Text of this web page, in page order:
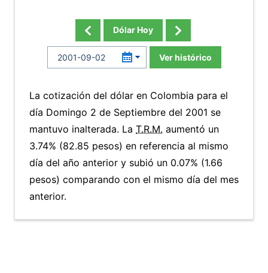
Dólar Hoy
Ver histórico
La cotización del dólar en Colombia para el
día Domingo 2 de Septiembre del 2001 se
mantuvo inalterada. La T.R.M. aumentó un
3.74% (82.85 pesos) en referencia al mismo
día del año anterior y subió un 0.07% (1.66
pesos) comparando con el mismo día del mes
anterior.